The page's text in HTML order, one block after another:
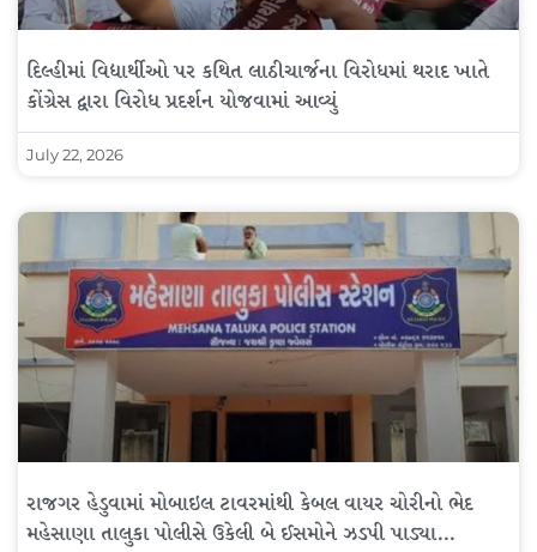
દિલ્હીમાં વિદ્યાર્થીઓ પર કથિત લાઠીચાર્જના વિરોધમાં થરાદ ખાતે
કોંગ્રેસ દ્વારા વિરોધ પ્રદર્શન યોજવામાં આવ્યું
July 22, 2026
રાજગર હેડુવામાં મોબાઇલ ટાવરમાંથી કેબલ વાયર ચોરીનો ભેદ
મહેસાણા તાલુકા પોલીસે ઉકેલી બે ઈસમોને ઝડપી પાડ્યા…